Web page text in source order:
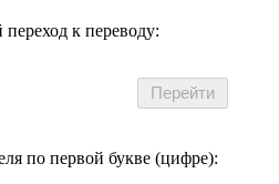
к переводу:
по первой букве (цифре):